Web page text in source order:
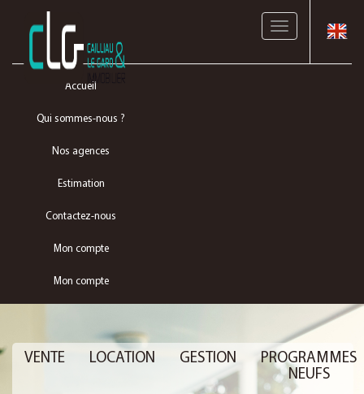
Toggle
Accueil
Qui sommes-nous ?
Nos agences
Estimation
Contactez-nous
Mon compte
Mon compte
VENTE LOCATION GESTION
PROGRAMMES
NEUFS